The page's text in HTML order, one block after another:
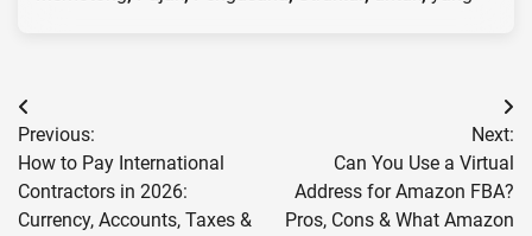
Post
navigation
Previous:
How to Pay International
Contractors in 2026:
Currency, Accounts, Taxes &
Next:
Can You Use a Virtual
Address for Amazon FBA?
Pros, Cons & What Amazon